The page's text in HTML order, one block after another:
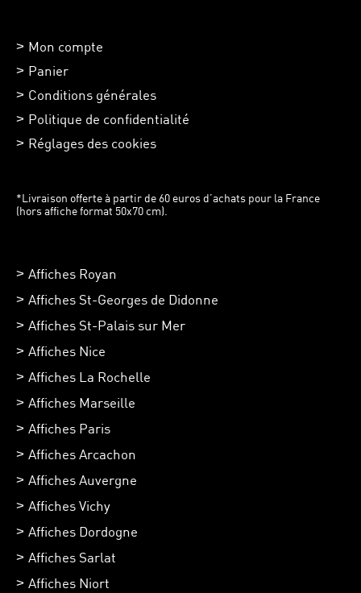
Mon compte
Panier
Conditions générales
Politique de confidentialité
Réglages des cookies
*Livraison offerte à partir de 60 euros d’achats pour la France
(hors affiche format 50x70 cm).
Affiches Royan
Affiches St-Georges de Didonne
Affiches St-Palais sur Mer
Affiches Nice
Affiches La Rochelle
Affiches Marseille
Affiches Paris
Affiches Arcachon
Affiches Auvergne
Affiches Vichy
Affiches Dordogne
Affiches Sarlat
Affiches Niort